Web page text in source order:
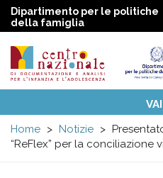
Dipartimento per le politiche
della famiglia
Centro
menu
Temi
Attività
Convenzione ONU
Home
Notizie
“ReFlex” per la conciliazione